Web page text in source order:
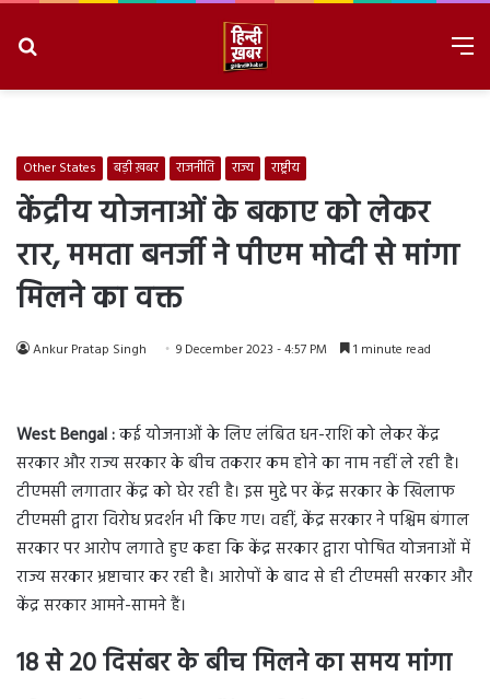
Other States बड़ी ख़बर राजनीति राज्य राष्ट्रीय
केंद्रीय योजनाओं के बकाए को लेकर
रार, ममता बनर्जी ने पीएम मोदी से मांगा
मिलने का वक्त
Ankur Pratap Singh 9 December 2023 - 4:57 PM 1 minute read
WestBengal :कई योजनाओं के लिए लंबित धन-राशि को लेकर केंद्र
सरकार और राज्य सरकार के बीच तकरार कम होने का नाम नहीं ले रही है।
टीएमसी लगातार केंद्र को घेर रही है। इस मुद्दे पर केंद्र सरकार के खिलाफ
टीएमसी द्वारा विरोध प्रदर्शन भी किए गए। वहीं, केंद्र सरकार ने पश्चिम बंगाल
सरकार पर आरोप लगाते हुए कहा कि केंद्र सरकार द्वारा पोषित योजनाओं में
राज्य सरकार भ्रष्टाचार कर रही है। आरोपों के बाद से ही टीएमसी सरकार और
केंद्र सरकार आमने-सामने हैं।
18 से 20 दिसंबर के बीच मिलने का समय मांगा